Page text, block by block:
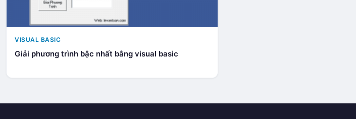
VISUAL BASIC
Giải phương trình bậc nhất bằng visual basic